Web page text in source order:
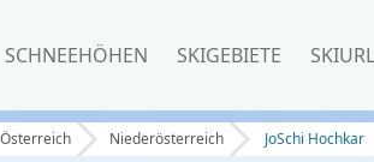
SCHNEEHÖHEN SKIGEBIETE
Österreich Niederösterreich JoSchi Hochkar